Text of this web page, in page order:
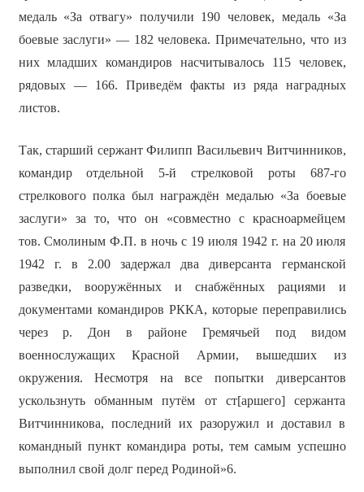
медаль «За отвагу» получили 190 человек, медаль «За
боевые заслуги» — 182 человека. Примечательно, что из
них младших командиров насчитывалось 115 человек,
рядовых — 166. Приведём факты из ряда наградных
листов.
Так, старший сержант Филипп Васильевич Витчинников,
командир отдельной 5-й стрелковой роты 687-го
стрелкового полка был награждён медалью «За боевые
заслуги» за то, что он «совместно с красноармейцем
тов. Смолиным Ф.П. в ночь с 19 июля 1942 г. на 20 июля
1942 г. в 2.00 задержал два диверсанта германской
разведки, вооружённых и снабжённых рациями и
документами командиров РККА, которые переправились
через р. Дон в районе Гремячьей под видом
военнослужащих Красной Армии, вышедших из
окружения. Несмотря на все попытки диверсантов
ускользнуть обманным путём от ст[аршего] сержанта
Витчинникова, последний их разоружил и доставил в
командный пункт командира роты, тем самым успешно
выполнил свой долг перед Родиной»6.